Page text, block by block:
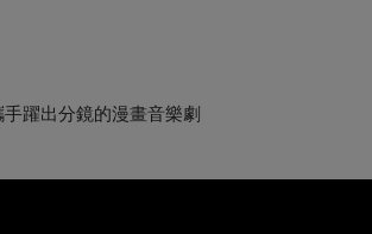
躍出分鏡的漫畫音樂劇